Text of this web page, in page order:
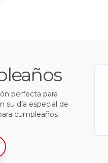
perfecta para
su día especial de
cumpleaños